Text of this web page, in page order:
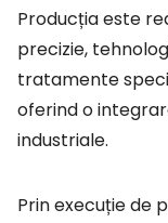
Producția este realizată cu utilaje CNC de înaltă
precizie,
tratamente
oferind o
industriale.
Prin execuție de precizie, conformitate cu normele